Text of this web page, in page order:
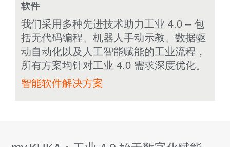
软件
我们采用多种先进技术助力工业 4.0 – 包
括无代码编程、机器人手动示教、数据驱
动自动化以及人工智能赋能的工业流程，
所有方案均针对工业 4.0 需求深度优化。
智能软件解决方案